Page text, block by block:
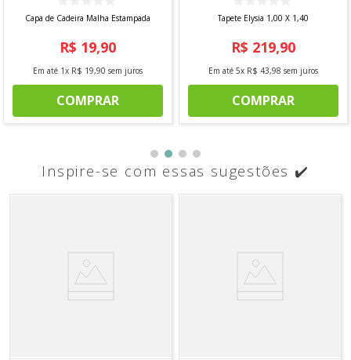
Capa de Cadeira Malha Estampada
R$ 19,90
Em até 1x R$ 19,90 sem juros
COMPRAR
Tapete Elysia 1,00 X 1,40
R$ 219,90
Em até 5x R$ 43,98 sem juros
COMPRAR
Inspire-se com essas sugestões ✔️